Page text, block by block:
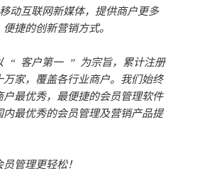
动互联网新媒体，提供商户更多
捷的创新营销方式。
“ 客户第一 ” 为宗旨，累计注册
万家，覆盖各行业商户。我们始终
户最优秀，最便捷的会员管理软件
内最优秀的会员管理及营销产品提
管理更轻松！